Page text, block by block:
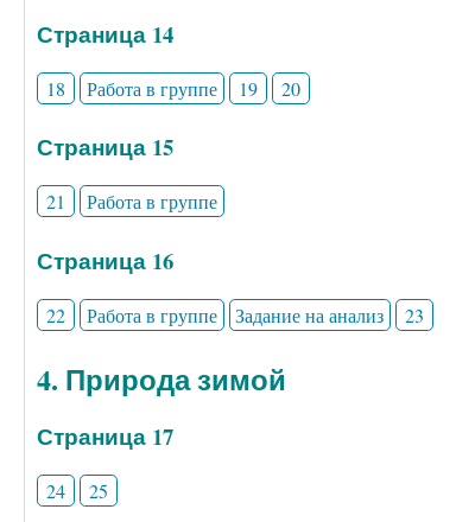
Страница 14
18 Работа в группе 19 20
Страница 15
21 Работа в группе
Страница 16
22 Работа в группе Задание на анализ 23
4. Природа зимой
Страница 17
24 25